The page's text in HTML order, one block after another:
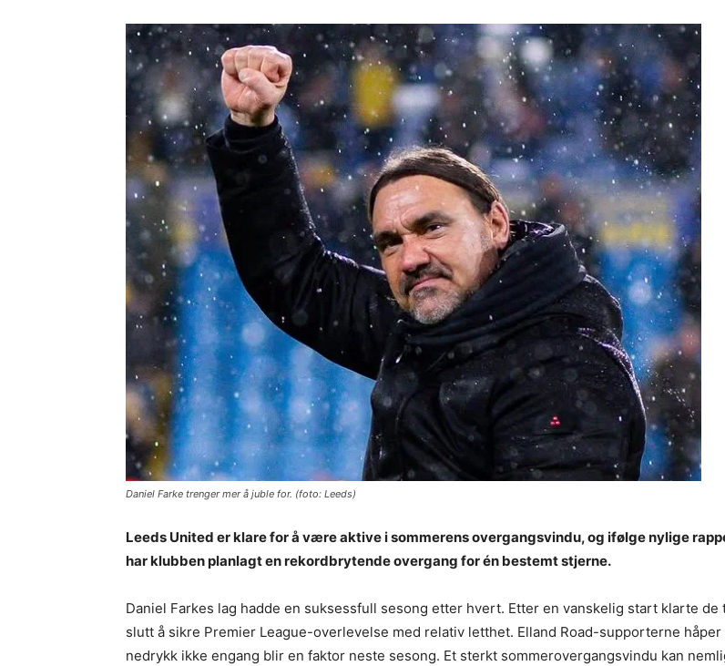
Daniel Farke trenger mer å juble for. (foto: Leeds)
Leeds United er klare for å være aktive i sommerens overgangsvindu, og ifølge nylige
har klubben planlagt en rekordbrytende overgang for én bestemt stjerne.
Daniel Farkes lag hadde en suksessfull sesong etter hvert. Etter en vanskelig start klarte de
slutt å sikre Premier League-overlevelse med relativ letthet. Elland Road-supporterne håper
nedrykk ikke engang blir en faktor neste sesong. Et sterkt sommerovergangsvindu kan